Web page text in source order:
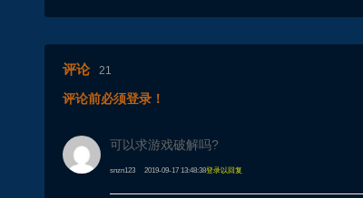
评论 21
评论前必须登录！
可以求游戏破解吗?
snzn123 2019-09-17 13:48:38登录以回复